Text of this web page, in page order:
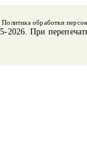
Политика обработки
При